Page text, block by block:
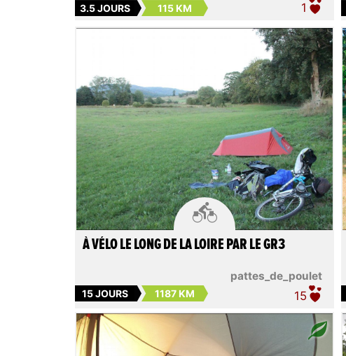
3.5 JOURS 115 KM 1

pattes_de_poulet
À VÉLO LE LONG DE LA LOIRE PAR LE GR3
15 JOURS 1187 KM 15